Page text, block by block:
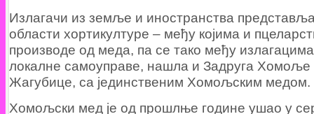
Излагачи из земље и иностранства
области хортикултуре – међу којима и
производе од меда, па се тако међу
локалне самоуправе, нашла и Задруга Хомоље
Жагубице, са јединственим Хомољским медом.
Хомољски мед је од прошлње године ушао у